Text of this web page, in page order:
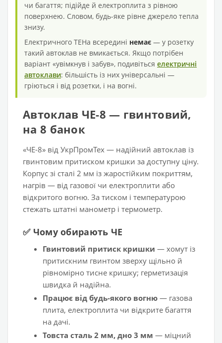
чи багаття; підійде й електроплита з рівною
поверхнею. Словом, будь-яке рівне джерело тепла
знизу.
Електричного ТЕНа всередині немає — у розетку
такий автоклав не вмикається. Якщо потрібен
варіант «увімкнув і забув», подивіться електричні
автоклави: більшість із них універсальні —
гріються і від розетки, і на вогні.
Автоклав ЧЕ-8 — гвинтовий,
на 8 банок
«ЧЕ-8» від УкрПромТех — надійний автоклав із
гвинтовим притиском кришки за доступну ціну.
Корпус зі сталі 2 мм із жаростійким покриттям,
нагрів — від газової чи електроплити або
відкритого вогню. За тиском і температурою
стежать штатні манометр і термометр.
✅ Чому обирають ЧЕ
Гвинтовий притиск кришки — хомут із
притискним гвинтом зверху щільно й
рівномірно тисне кришку; герметизація
швидка й надійна.
Працює від будь-якого вогню — газова
плита, електроплита чи відкрите багаття
на дачі.
Товста сталь 2 мм, дно 3 мм — міцний